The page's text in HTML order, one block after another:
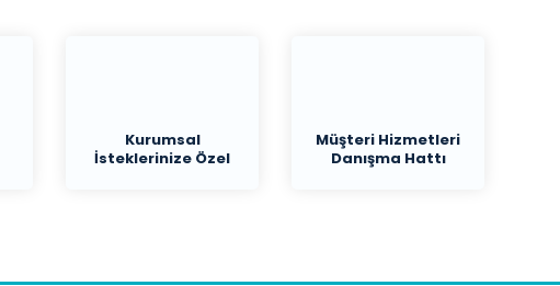
Kurumsal
İsteklerinize Özel
Müşteri Hizmetleri
Danışma Hattı